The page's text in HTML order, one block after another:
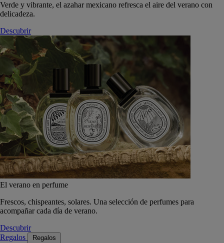
Verde y vibrante, el azahar mexicano refresca el aire del verano con
delicadeza.
Descubrir
El verano en perfume
Frescos, chispeantes, solares. Una selección de perfumes para
acompañar cada día de verano.
Descubrir
Regalos
Regalos